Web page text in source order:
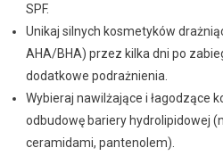
SPF.
Unikaj silnych kosmetyków
AHA/BHA) przez kilka dni po
dodatkowe podrażnienia.
Wybieraj nawilżające i łagodzące
odbudowę bariery hydrolipidowej
ceramidami, pantenolem).